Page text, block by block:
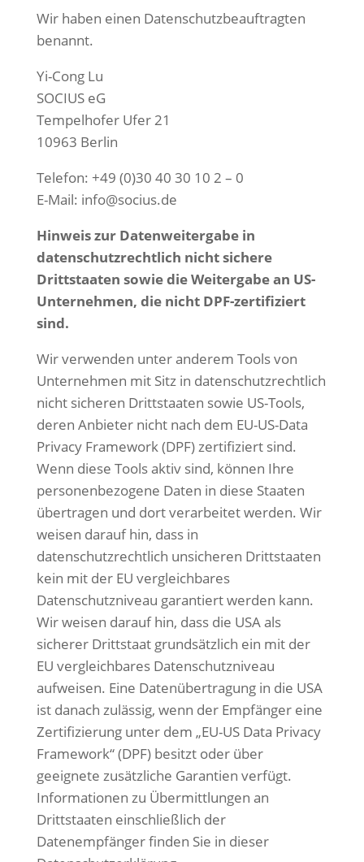
Wir haben einen Datenschutzbeauftragten
benannt.
Yi-Cong Lu
SOCIUS eG
Tempelhofer Ufer 21
10963 Berlin
Telefon: +49 (0)30 40 30 10 2 – 0
E-Mail: info@socius.de
Hinweis zur Datenweitergabe in
datenschutzrechtlich nicht sichere
Drittstaaten sowiedie Weitergabe an US-
Unternehmen, die nicht DPF-zertifiziert
sind.
Wir verwenden unter anderem Tools von
Unternehmen mit Sitz in datenschutzrechtlich
nicht sicheren Drittstaaten sowie US-Tools,
deren Anbieter nicht nach dem EU-US-Data
Privacy Framework (DPF) zertifiziert sind.
Wenn diese Tools aktiv sind, können Ihre
personenbezogene Daten in diese Staaten
übertragen und dort verarbeitet werden. Wir
weisen darauf hin, dass in
datenschutzrechtlich unsicheren Drittstaaten
kein mit der EU vergleichbares
Datenschutzniveau garantiert werden kann.
Wir weisen darauf hin, dass die USA als
sicherer Drittstaat grundsätzlich ein mit der
EU vergleichbares Datenschutzniveau
aufweisen. Eine Datenübertragung in die USA
ist danach zulässig, wenn der Empfänger eine
Zertifizierung unter dem „EU-US Data Privacy
Framework“ (DPF) besitzt oder über
geeignete zusätzliche Garantien verfügt.
Informationen zu Übermittlungen an
Drittstaaten einschließlich der
Datenempfänger finden Sie in dieser